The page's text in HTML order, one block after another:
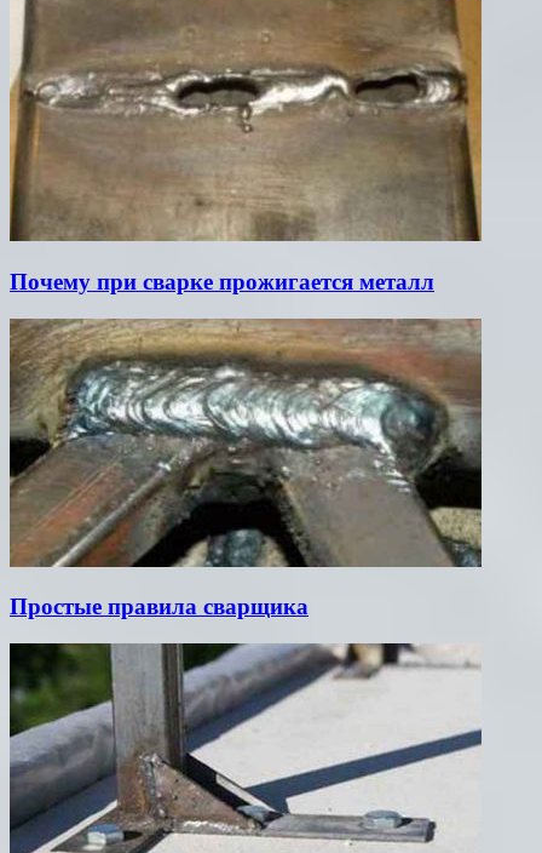
Почему при сварке прожигается металл
Простые правила сварщика